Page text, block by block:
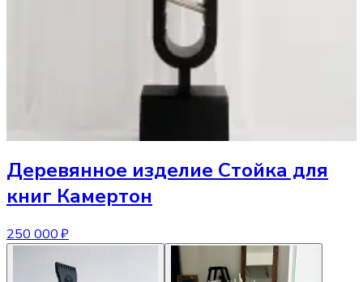
Деревянное изделие Стойка для
книг Камертон
250 000 ₽